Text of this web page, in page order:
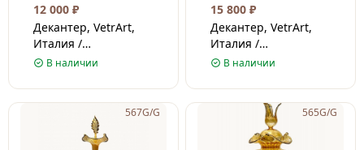
12 000 ₽
Декантер, VetrArt,
Италия /
Венецианское стекло
В наличии
15 800 ₽
Декантер, VetrArt,
Италия /
Венецианское стекло
В наличии
567G/G 565G/G